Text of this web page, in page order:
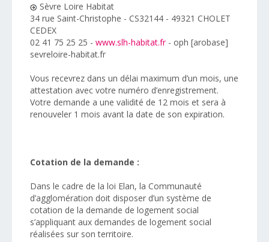
Sèvre Loire Habitat
34 rue Saint-Christophe - CS32144 - 49321 CHOLET
CEDEX
02 41 75 25 25 - www.slh-habitat.fr- oph [arobase]
sevreloire-habitat.fr
Vous recevrez dans un délai maximum d’un mois, une
attestation avec votre numéro d’enregistrement.
Votre demande a une validité de 12 mois et sera à
renouveler 1 mois avant la date de son expiration.
Cotation de la demande :
Dans le cadre de la loi Elan, la Communauté
d’agglomération doit disposer d’un système de
cotation de la demande de logement social
s’appliquant aux demandes de logement social
réalisées sur son territoire.